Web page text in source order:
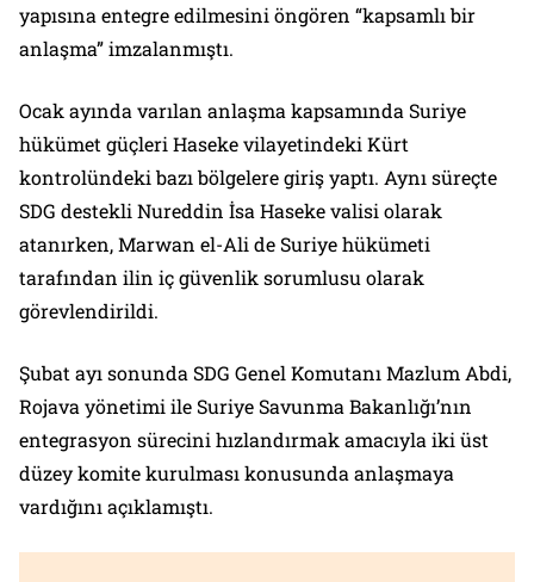
yapısına entegre edilmesini öngören “kapsamlı bir
anlaşma” imzalanmıştı.
Ocak ayında varılan anlaşma kapsamında Suriye
hükümet güçleri Haseke vilayetindeki Kürt
kontrolündeki bazı bölgelere giriş yaptı. Aynı süreçte
SDG destekli Nureddin İsa Haseke valisi olarak
atanırken, Marwan el-Ali de Suriye hükümeti
tarafından ilin iç güvenlik sorumlusu olarak
görevlendirildi.
Şubat ayı sonunda SDG Genel Komutanı Mazlum Abdi,
Rojava yönetimi ile Suriye Savunma Bakanlığı’nın
entegrasyon sürecini hızlandırmak amacıyla iki üst
düzey komite kurulması konusunda anlaşmaya
vardığını açıklamıştı.